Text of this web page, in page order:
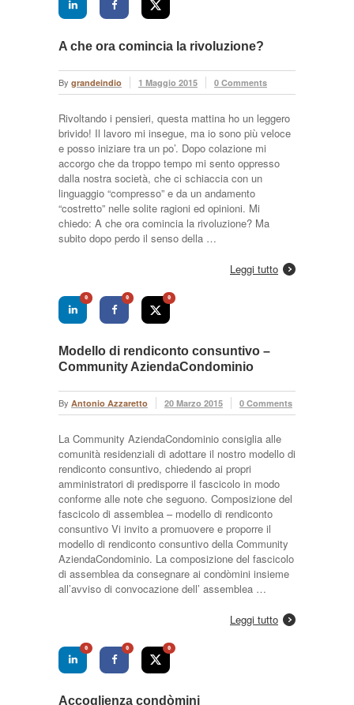
A che ora comincia la rivoluzione?
By grandeindio 1 Maggio 2015 0 Comments
Rivoltando i pensieri, questa mattina ho un leggero
brivido! Il lavoro mi insegue, ma io sono più veloce
e posso iniziare tra un po’. Dopo colazione mi
accorgo che da troppo tempo mi sento oppresso
dalla nostra società, che ci schiaccia con un
linguaggio “compresso” e da un andamento
“costretto” nelle solite ragioni ed opinioni. Mi
chiedo: A che ora comincia la rivoluzione? Ma
subito dopo perdo il senso della …
Leggi tutto
0 0 0
Modello di rendiconto consuntivo –
Community AziendaCondominio
By Antonio Azzaretto 20 Marzo 2015 0 Comments
La Community AziendaCondominio consiglia alle
comunità residenziali di adottare il nostro modello di
rendiconto consuntivo, chiedendo ai propri
amministratori di predisporre il fascicolo in modo
conforme alle note che seguono. Composizione del
fascicolo di assemblea – modello di rendiconto
consuntivo Vi invito a promuovere e proporre il
modello di rendiconto consuntivo della Community
AziendaCondominio. La composizione del fascicolo
di assemblea da consegnare ai condòmini insieme
all’avviso di convocazione dell’ assemblea …
Leggi tutto
0 0 0
Accoglienza condòmini